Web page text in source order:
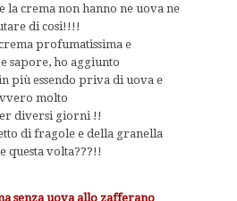
la crema non hanno ne uova ne
di cosi!!!!
profumatissima e
sapore, ho aggiunto
più essendo priva di uova e
molto
diversi giorni !!
di fragole e della granella
questa volta???!!
senza uova allo zafferano